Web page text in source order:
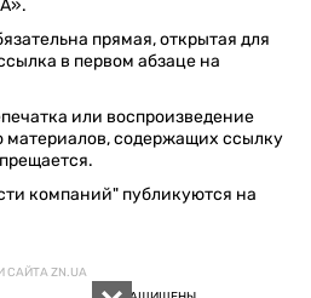
прямая, открытая для
в первом абзаце на
или воспроизведение
материалов, содержащих ссылку
компаний" публикуются на
ZN.UA